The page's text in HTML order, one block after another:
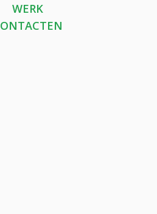
WERK